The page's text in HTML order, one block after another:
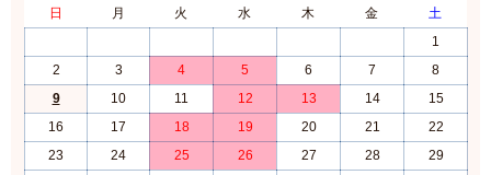
日
月 火 水 木 金
土
1
2
3 4 5 6 7
8
9
10 11 12 13 14
15
16
17 18 19 20 21
22
23
24 25 26 27 28
29